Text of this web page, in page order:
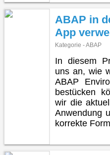
ABAP in
App
Kategorie - ABAP
In diesem
uns an, wie
ABAP
bestücken
wir die
Anwendung
korrekte